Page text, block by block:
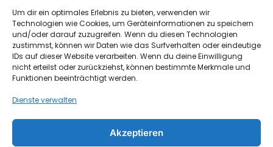
Um dir ein optimales Erlebnis zu bieten, verwenden wir
Technologien wie Cookies, um Geräteinformationen zu speichern
und/oder darauf zuzugreifen. Wenn du diesen Technologien
zustimmst, können wir Daten wie das Surfverhalten oder eindeutige
IDs auf dieser Website verarbeiten. Wenn du deine Einwilligung
nicht erteilst oder zurückziehst, können bestimmte Merkmale und
Funktionen beeinträchtigt werden.
Dienste verwalten
Akzeptieren
maps zu aktivieren
Cookie-Richtlinie
Ich Stimme Zu
Impressum